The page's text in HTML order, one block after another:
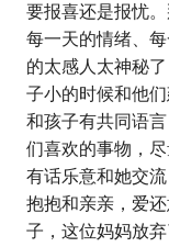
要报喜还是报忧
每一天的情绪、
的太感人太神秘
子小的时候和他
和孩子有共同语
们喜欢的事物，
有话乐意和她交流
抱抱和亲亲，爱
子，这位妈妈放